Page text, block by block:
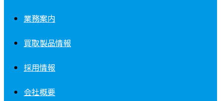
業務案内
買取製品情報
採用情報
会社概要